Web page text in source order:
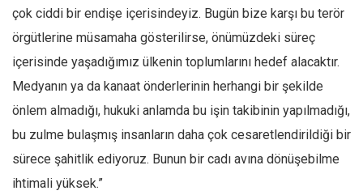
çok ciddi bir endişe içerisindeyiz. Bugün bize karşı bu terör
örgütlerine müsamaha gösterilirse, önümüzdeki süreç
içerisinde yaşadığımız ülkenin toplumlarını hedef alacaktır.
Medyanın ya da kanaat önderlerinin herhangi bir şekilde
önlem almadığı, hukuki anlamda bu işin takibinin yapılmadığı,
bu zulme bulaşmış insanların daha çok cesaretlendirildiği bir
sürece şahitlik ediyoruz. Bunun bir cadı avına dönüşebilme
ihtimali yüksek.”